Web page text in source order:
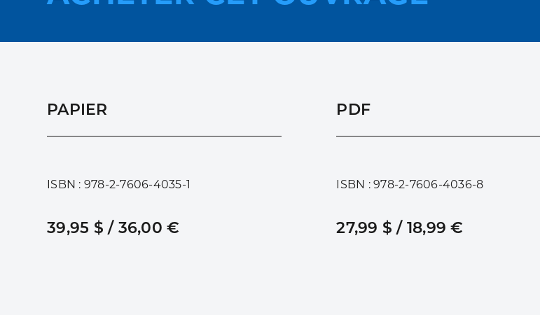
PAPIER
ISBN : 978-2-7606-4035-1
39,95 $ / 36,00 €
PDF
ISBN : 978-2-7606-4036-8
27,99 $ / 18,99 €